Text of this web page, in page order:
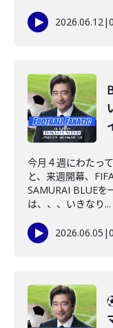
2026.06.12|
今月４週にわたっ
と、来週開幕、
SAMURAI BLUEを
は、、、いきなり...
2026.06.05 |